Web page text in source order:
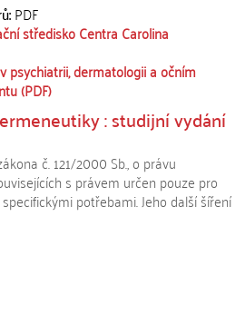
PDF
středisko Centra Carolina
psychiatrii, dermatologii a očním
(PDF)
: studijní vydání
č. 121/2000 Sb., o právu
s právem určen pouze pro
potřebami. Jeho další šíření